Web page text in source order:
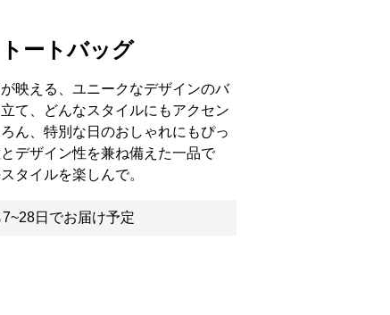
ートバッグ
映える、ユニークなデザインのバ
て、どんなスタイルにもアクセン
ん、特別な日のおしゃれにもぴっ
デザイン性を兼ね備えた一品で
タイルを楽しんで。
日でお届け予定